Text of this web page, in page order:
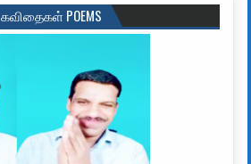
கவிதைகள் POEMS